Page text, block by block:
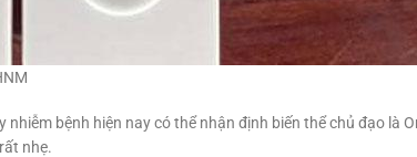
bệnh hiện nay có thể nhận định biến thể chủ đạo là
nhẹ.